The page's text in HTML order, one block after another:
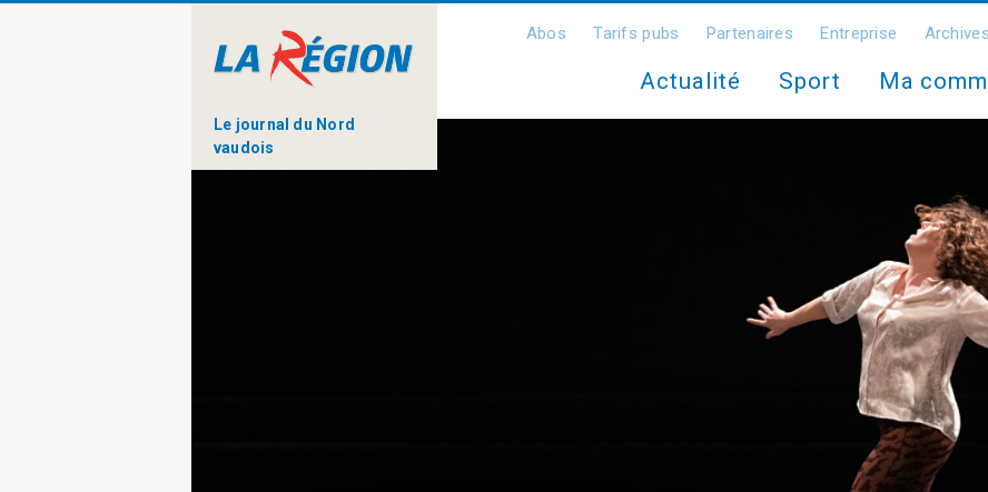
Le journal du Nord
vaudois
Abos Tarifs pubs Partenaires Entreprise Archives
Actualité Sport Ma